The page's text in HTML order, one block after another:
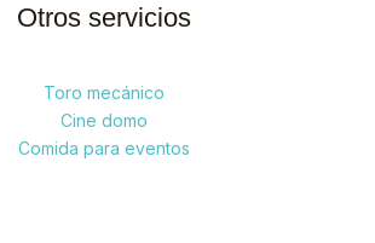
Otros servicios
Toro mecánico
Cine domo
Comida para eventos